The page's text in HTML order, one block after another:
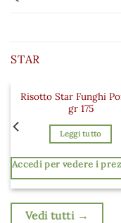
STAR
Risotto Star Funghi
gr 175
Leggi tutto
Accedi per vedere i
ai preferiti
Vedi tutti →